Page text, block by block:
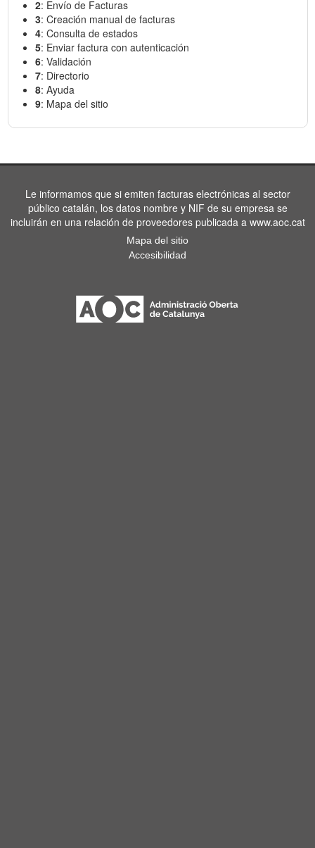
2: Envío de Facturas
3: Creación manual de facturas
4: Consulta de estados
5: Enviar factura con autenticación
6: Validación
7: Directorio
8: Ayuda
9: Mapa del sitio
Le informamos que si emiten facturas electrónicas al sector
público catalán, los datos nombre y NIF de su empresa se
incluirán en una relación de proveedores publicada a www.aoc.cat
Mapa del sitio
Accesibilidad